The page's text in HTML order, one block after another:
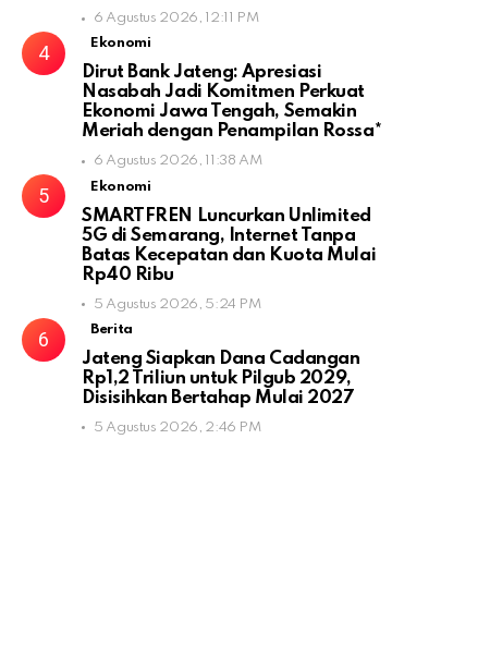
6 Agustus 2026, 12:11 PM
Ekonomi
Dirut Bank Jateng: Apresiasi
Nasabah Jadi Komitmen Perkuat
Ekonomi Jawa Tengah, Semakin
Meriah dengan Penampilan Rossa*
6 Agustus 2026, 11:38 AM
Ekonomi
SMARTFREN Luncurkan Unlimited
5G di Semarang, Internet Tanpa
Batas Kecepatan dan Kuota Mulai
Rp40 Ribu
5 Agustus 2026, 5:24 PM
Berita
Jateng Siapkan Dana Cadangan
Rp1,2 Triliun untuk Pilgub 2029,
Disisihkan Bertahap Mulai 2027
5 Agustus 2026, 2:46 PM